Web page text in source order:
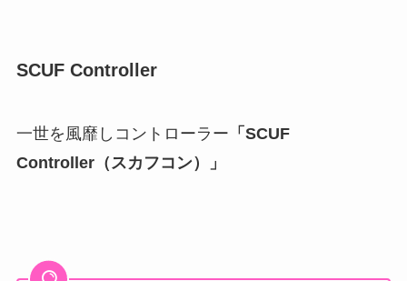
SCUF Controller
一世を風靡しコントローラー 「SCUF
Controller（ スカフコン）」